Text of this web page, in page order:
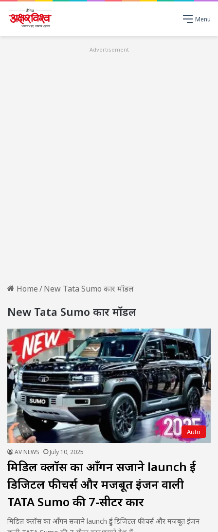
Menu
Advertisement
Home/New Tata Sumo कार मॉडल
New Tata Sumo कार मॉडल
Auto
AV NEWS July 10, 2025
मिडिल क्लॉस का आँगन सजाने launch हुई
डिजिटल फीचर्स और मजबूत इंजन वाली
TATA Sumo की 7-सीटर कार
मिडिल क्लॉस का आँगन सजाने launch हुई डिजिटल फीचर्स और मजबूत इंजन